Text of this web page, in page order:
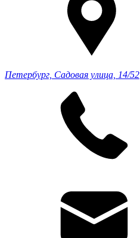
Петербург, Садовая улица, 14/52